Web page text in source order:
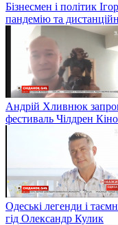
Бізнесмен і політик
пандемію та
Андрій Хливнюк
фестиваль Чілдрен
Одеські легенди і
гід Олександр Кулик